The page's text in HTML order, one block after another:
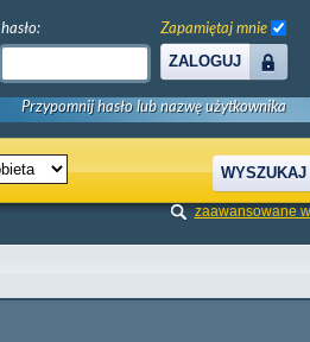
hasło:
ZALOGUJ
Zapamiętaj mnie
Przypomnij hasło lub nazwę użytkownika
WYSZUKAJ
zaawansowane